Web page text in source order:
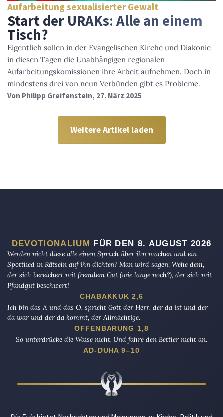
Aufarbeitung sexualisierter Gewalt
Start der URAKs: Alle an einem
Tisch?
Eigentlich sollen in der Evangelischen Kirche und Diakonie
in diesen Tagen die Unabhängigen regionalen
Aufarbeitungskomissionen ihre Arbeit aufnehmen. Doch in
mindestens drei von neun Verbünden gibt es Probleme.
Von Philipp Greifenstein, 27. März 2025
Weitere Artikel laden
DEVOTIONALIUM
FÜR DEN 8. AUGUST 2026
Werden nicht diese alle einen Spruch über ihn machen und ein
Spottlied in Rätseln auf ihn dichten? Man wird sagen: Wehe dem,
der sich bereichert mit fremdem Gut (wie lange noch?), der sich mit
Pfandgut beschwert!
CHABAKKUK 2,6
Ich bin das A und das O, spricht Gott der Herr, der da ist und der
da war und der da kommt, der Allmächtige.
OFFENBARUNG 1,8
So unterdrücke die Waise nicht, Und fahre den Bettler nicht an.
AD-DUHA 9–10